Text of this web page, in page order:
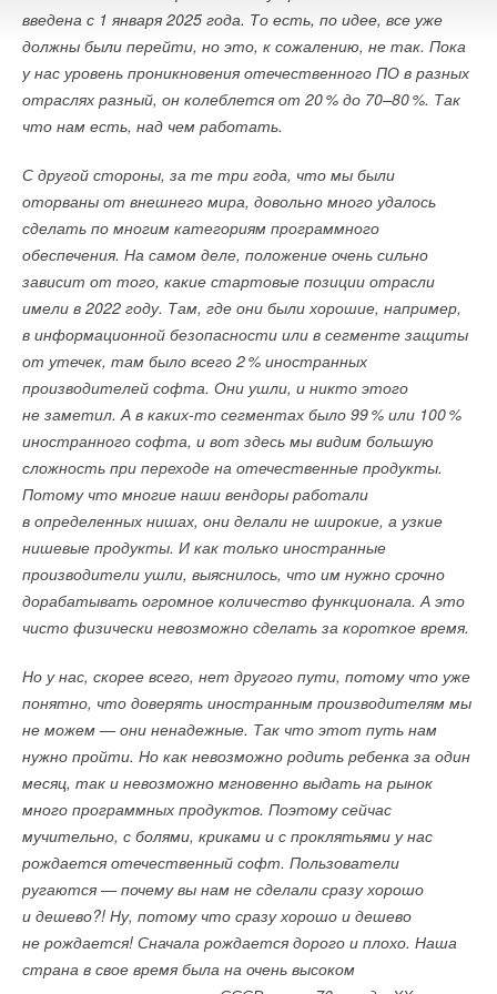
введена с 1 января 2025 года. То есть, по идее, все уже
должны были перейти, но это, к сожалению, не так. Пока
у нас уровень проникновения отечественного ПО в разных
отраслях разный, он колеблется от 20% до 70–80%. Так
что нам есть, над чем работать.
С другой стороны, за те три года, что мы были
оторваны от внешнего мира, довольно много удалось
сделать по многим категориям программного
обеспечения. На самом деле, положение очень сильно
зависит от того, какие стартовые позиции отрасли
имели в 2022 году. Там, где они были хорошие, например,
в информационной безопасности или в сегменте защиты
от утечек, там было всего 2% иностранных
производителей софта. Они ушли, и никто этого
не заметил. А в каких-то сегментах было 99% или 100%
иностранного софта, и вот здесь мы видим большую
сложность при переходе на отечественные продукты.
Потому что многие наши вендоры работали
в определенных нишах, они делали не широкие, а узкие
нишевые продукты. И как только иностранные
производители ушли, выяснилось, что им нужно срочно
дорабатывать огромное количество функционала. А это
чисто физически невозможно сделать за короткое время.
Но у нас, скорее всего, нет другого пути, потому что уже
понятно, что доверять иностранным производителям мы
не можем — они ненадежные. Так что этот путь нам
нужно пройти. Но как невозможно родить ребенка за один
месяц, так и невозможно мгновенно выдать на рынок
много программных продуктов. Поэтому сейчас
мучительно, с болями, криками и с проклятьями у нас
рождается отечественный софт. Пользователи
ругаются — почему вы нам не сделали сразу хорошо
и дешево?! Ну, потому что сразу хорошо и дешево
не рождается! Сначала рождается дорого и плохо. Наша
страна в свое время была на очень высоком
с возможностями энергомашиностроения, добавили
в организации.
В «Силовых машинах» сообщили, что оптимальным будет
проведение отбора проектов в объеме не менее 5 ГВт для
годах. «Сохранение требований по локализации при
производстве паровых и газовых турбин, несмотря
на проблемы со срывом поставок заготовок
отечественными поставщиками, будет способствовать
обеспечению технологического суверенитета», —
считают там. В «Ростехе» заявили, что исходя из
производственных возможностей считают необходимым
обеспечить долгосрочный гарантированный спрос
на турбины не до 2031 года, а до 2042 года. ОДК «Ростеха»
собирается участвовать в проектах модернизации ТЭС,
уточнили в компании. « Ведущим компаниям-операторам
энергетического рынка, которые участвуют в отборе по
квоте правительства, может быть поставлено
оборудование для электростанций на базе двигателей
ГТД-110М, — добавили в «Ростехе». — Сейчас ОДК готова
осуществлять поставки турбины большой мощности
в количестве двух единиц в год». В СПЭ отказались
от комментариев, в «Эл-5 Энерго», ЛУКОЙЛе и ТГК-16 «Ъ»
В «Сообществе потребителей энергии» (лобби крупных
потребителей) полагают, что новая порция запросов
поставщиков требует проверки обоснованности и оценки
ценовых последствий. Так, промышленные потребители
выступают против отмены ценового потолка для проектов
модернизации, которое приведет к снижению
эффективности проектов и неоправданному росту платежей.
«Потребители также не поддерживают продление
программы модернизации, поскольку сумма мощностей
тепловой генерации, которая недавно построена,
а также прошла или должна пройти модернизацию,